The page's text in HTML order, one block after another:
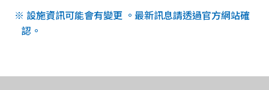
※ 設施資訊可能會有變更 。最新訊息請透過官方網站確
認。